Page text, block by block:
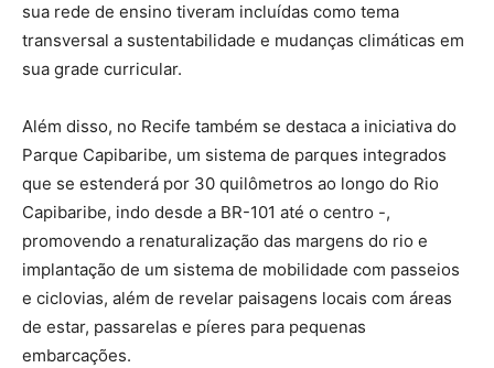
sua rede de ensino tiveram incluídas como tema
transversal a sustentabilidade e mudanças climáticas em
sua grade curricular.
Além disso, no Recife também se destaca a iniciativa do
Parque Capibaribe, um sistema de parques integrados
que se estenderá por 30 quilômetros ao longo do Rio
Capibaribe, indo desde a BR-101 até o centro -,
promovendo a renaturalização das margens do rio e
implantação de um sistema de mobilidade com passeios
e ciclovias, além de revelar paisagens locais com áreas
de estar, passarelas e píeres para pequenas
embarcações.